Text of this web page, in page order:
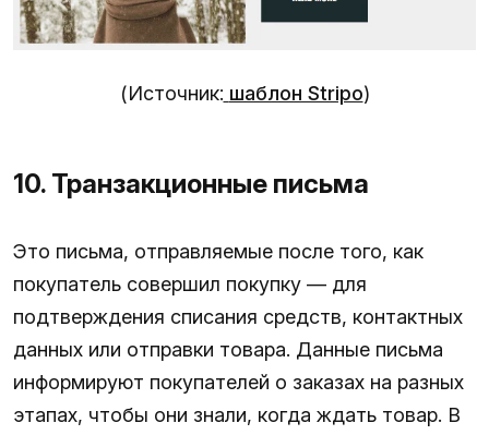
(Источник: шаблон Stripo)
10. Транзакционные письма
Это письма, отправляемые после того, как
покупатель совершил покупку — для
подтверждения списания средств, контактных
данных или отправки товара. Данные письма
информируют покупателей о заказах на разных
этапах, чтобы они знали, когда ждать товар. В